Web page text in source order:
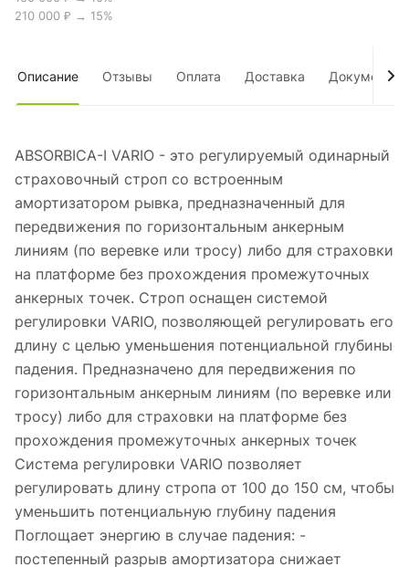
210 000 ₽ → 15%
Описание Отзывы Оплата Доставка Документы
ABSORBICA-I VARIO - это регулируемый одинарный
страховочный строп со встроенным
амортизатором рывка, предназначенный для
передвижения по горизонтальным анкерным
линиям (по веревке или тросу) либо для страховки
на платформе без прохождения промежуточных
анкерных точек. Строп оснащен системой
регулировки VARIO, позволяющей регулировать его
длину с целью уменьшения потенциальной глубины
падения. Предназначено для передвижения по
горизонтальным анкерным линиям (по веревке или
тросу) либо для страховки на платформе без
прохождения промежуточных анкерных точек
Система регулировки VARIO позволяет
регулировать длину стропа от 100 до 150 см, чтобы
уменьшить потенциальную глубину падения
Поглощает энергию в случае падения: -
постепенный разрыв амортизатора снижает